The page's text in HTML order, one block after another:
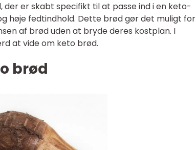
er skabt specifikt til at passe ind i en keto-
høje fedtindhold. Dette brød gør det muligt for
af brød uden at bryde deres kostplan. I
at vide om keto brød.
brød